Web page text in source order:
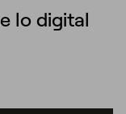
lo digital